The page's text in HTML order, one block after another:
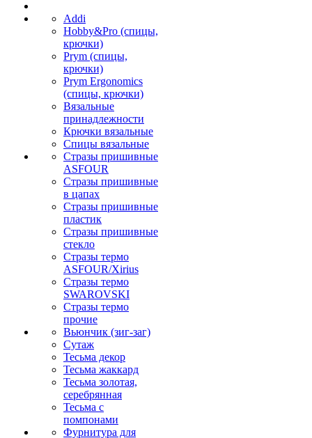
Addi
Hobby&Pro (спицы,
крючки)
Prym (спицы,
крючки)
Prym Ergonomics
(спицы, крючки)
Вязальные
принадлежности
Крючки вязальные
Спицы вязальные
Стразы пришивные
ASFOUR
Стразы пришивные
в цапах
Стразы пришивные
пластик
Стразы пришивные
стекло
Стразы термо
ASFOUR/Xirius
Стразы термо
SWAROVSKI
Стразы термо
прочие
Вьюнчик (зиг-заг)
Сутаж
Тесьма декор
Тесьма жаккард
Тесьма золотая,
серебрянная
Тесьма с
помпонами
Фурнитура для